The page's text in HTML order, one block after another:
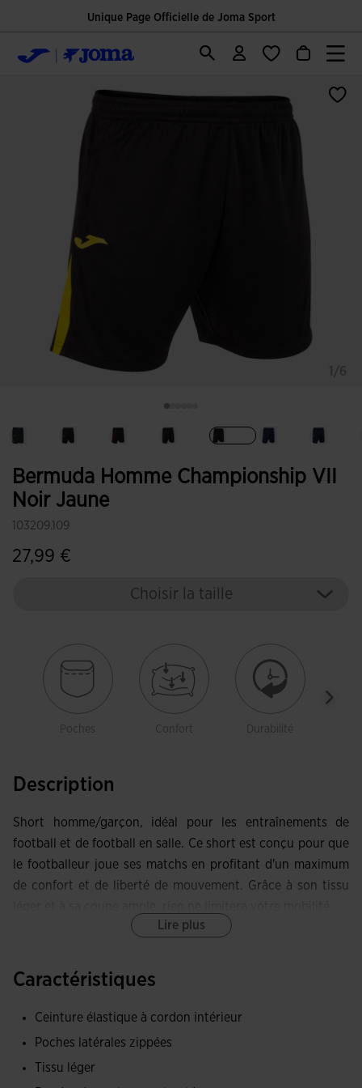
Unique Page Officielle de Joma Sport
Bermuda Homme Championship VII
Noir Jaune
103209.109
27,99 €
Choisir la taille
Poches Confort Durabilité
Description
Short homme/garçon, idéal pour les entraînements de
football et de football en salle. Ce short est conçu pour que
le footballeur joue ses matchs en profitant d'un maximum
de confort et de liberté de mouvement. Grâce à son tissu
et de deux poches latérales à fermeture éclair qui vous
comme votre téléphone portable ou vos clés.
Il est confectionné avec un tissu léger qui capillarise la
Lire plus
Caractéristiques
Ceinture élastique à cordon intérieur
Poches latérales zippées
Tissu léger